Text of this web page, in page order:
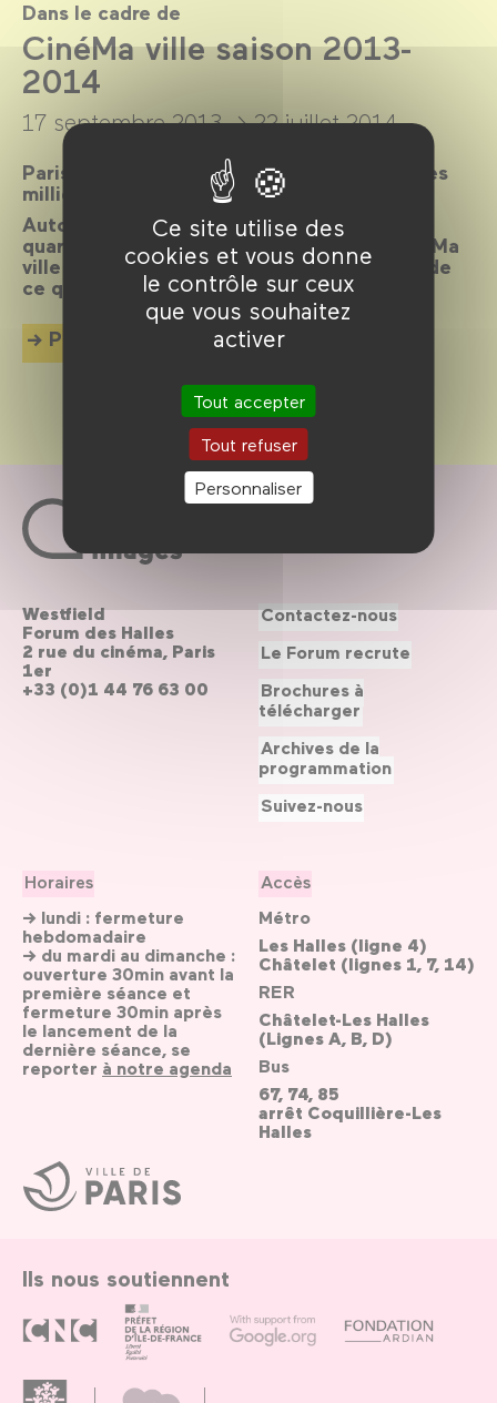
Ce site utilise des
cookies et vous donne
le contrôle sur ceux
que vous souhaitez
activer
Tout accepter
Tout refuser
Personnaliser
Dans le cadre de
CinéMa ville saison 2013-
2014
17 septembre 2013 → 22 juillet 2014
Paris, ville lumière, ville cinéma, a inspiré des
milliers de films.
Autour d’un réalisateur, d’un acteur, d’un
quartier, d’une époque ou d’un thème, CinéMa
ville propose chaque mois une exploration de
ce qui palpite dans la cité.
Plus d'info
Ville
de
Paris
Westfield
Forum des Halles
2 rue du cinéma, Paris
1er
+33 (0)1 44 76 63 00
Horaires
→ lundi : fermeture
hebdomadaire
→ du mardi au dimanche :
ouverture 30min avant la
première séance et
fermeture 30min après
le lancement de la
dernière séance, se
reporter à notre agenda
Accès
Métro
Les Halles (ligne 4)
Châtelet (lignes 1, 7, 14)
RER
Châtelet-Les Halles
(Lignes A, B, D)
Bus
67, 74, 85
arrêt Coquillière-Les
Halles
Contactez-nous
Le Forum recrute
Brochures à
télécharger
Archives de la
programmation
Suivez-nous
Ils nous soutiennent